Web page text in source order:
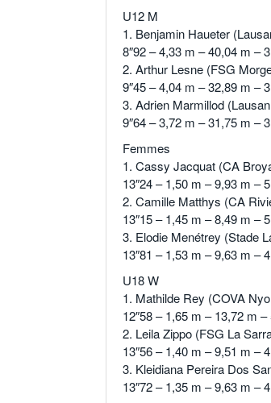
U12 M
1. Benjamin Haueter
8″92 – 4,33 m – 40,04 m –
2. Arthur Lesne (FSG
9″45 – 4,04 m – 32,89 m –
3. Adrien Marmillod
9″64 – 3,72 m – 31,75 m –
Femmes
1. Cassy Jacquat (CA
13″24 – 1,50 m – 9,93 m –
2. Camille Matthys (CA
13″15 – 1,45 m – 8,49 m –
3. Elodie Menétrey (Stade
13″81 – 1,53 m – 9,63 m –
U18 W
1. Mathilde Rey (COVA
12″58 – 1,65 m – 13,72 m –
2. Leila Zippo (FSG La
13″56 – 1,40 m – 9,51 m –
3. Kleidiana Pereira Dos
13″72 – 1,35 m – 9,63 m –